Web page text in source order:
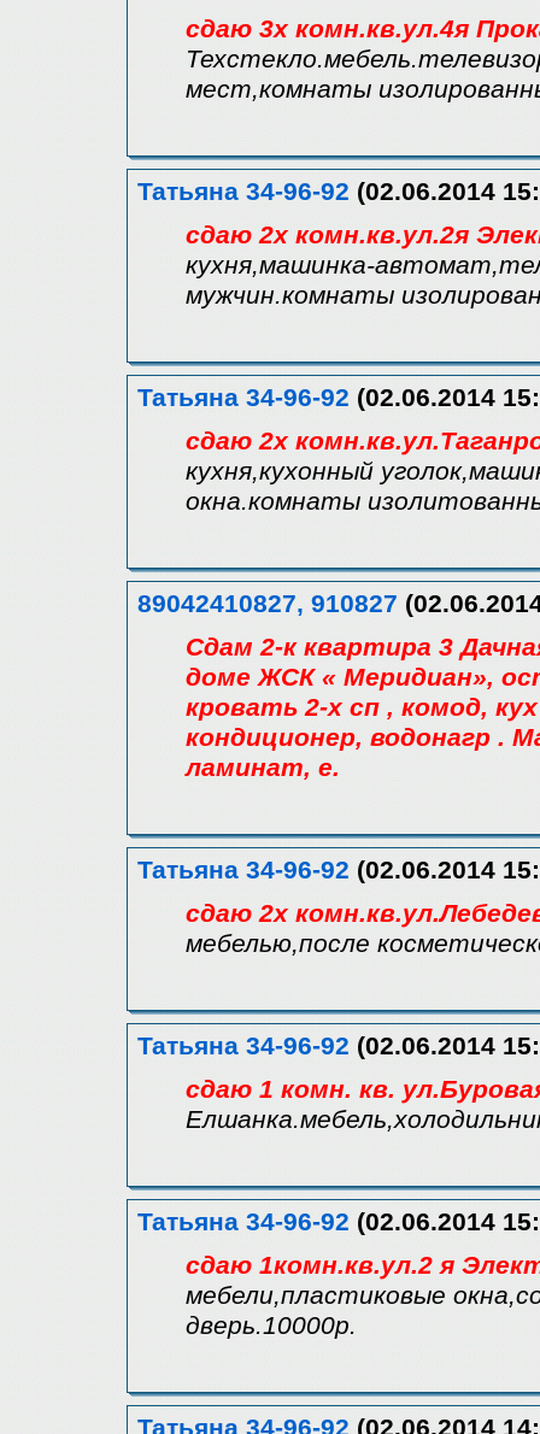
сдаю 3х комн.кв.ул.4я
мест,комнаты
Татьяна 34-96-92 (02.06.2014
сдаю 2х комн.кв.ул.2я
кухня,машинка-
мужчин.комнаты
Татьяна 34-96-92 (02.06.2014
сдаю 2х
кухня,кухонный
окна.комнаты
89042410827, 910827
Сдам 2-к квартира 3
доме ЖСК « Меридиан»,
кровать 2-х сп , комод,
кондиционер, водонагр .
ламинат, е.
Татьяна 34-96-92 (02.06.2014
сдаю 2х
мебелью,после
Татьяна 34-96-92 (02.06.2014
сдаю 1 комн. кв.
Татьяна 34-96-92 (02.06.2014
сдаю 1комн.кв.ул.2 я
мебели,пластиковые
дверь.10000р.